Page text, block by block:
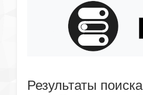
Результаты поиска